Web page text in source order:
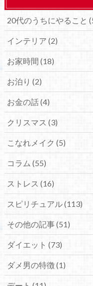
20代のうちにやること
インテリア (2)
お家時間 (18)
お泊り (2)
お金の話 (4)
クリスマス (3)
こなれメイク (5)
コラム (55)
ストレス (16)
スピリチュアル (113)
その他の記事 (51)
ダイエット (73)
ダメ男の特徴 (1)